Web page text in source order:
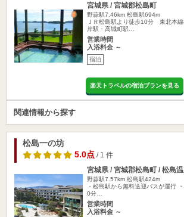
宮城県 / 宮城郡松島町
野蒜駅7.46km 松島駅694m
ＪＲ松島駅より徒歩10分 東北本
岸駅・高城町駅…
営業時間
入浴料金 ～
宿泊
楽天トラベルの宿泊プランを見る
関連情報から探す
松島一の坊
5.0点/ 1 件
宮城県 / 宮城郡松島町 / 松島
野蒜駅7.57km 松島駅424m
・松島駅から無料送迎バスが運行
0分…
営業時間
入浴料金 ～